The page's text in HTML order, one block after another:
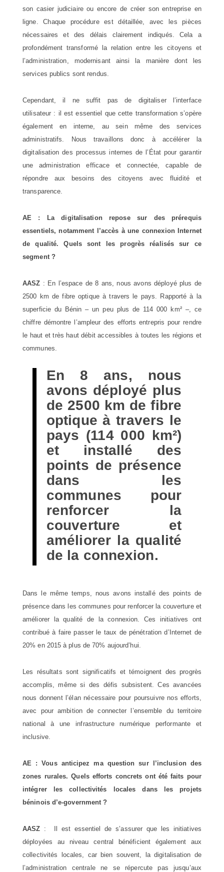
son casier judiciaire ou encore de créer son entreprise en
ligne. Chaque procédure est détaillée, avec les pièces
nécessaires et des délais clairement indiqués. Cela a
profondément transformé la relation entre les citoyens et
l’administration, modernisant ainsi la manière dont les
services publics sont rendus.
Cependant, il ne suffit pas de digitaliser l’interface
utilisateur : il est essentiel que cette transformation s’opère
également en interne, au sein même des services
administratifs. Nous travaillons donc à accélérer la
digitalisation des processus internes de l’État pour garantir
une administration efficace et connectée, capable de
répondre aux besoins des citoyens avec fluidité et
transparence.
AE : La digitalisation repose sur des prérequis
essentiels, notamment l’accès à une connexion Internet
de qualité. Quels sont les progrès réalisés sur ce
segment ?
AASZ : En l’espace de 8 ans, nous avons déployé plus de
2500 km de fibre optique à travers le pays. Rapporté à la
superficie du Bénin – un peu plus de 114 000 km² –, ce
chiffre démontre l’ampleur des efforts entrepris pour rendre
le haut et très haut débit accessibles à toutes les régions et
communes.
En 8 ans, nous
avons déployé plus
de 2500 km de fibre
optique à travers le
pays (114 000 km²)
et installé des
points de présence
dans les
communes pour
renforcer la
couverture et
améliorer la qualité
de la connexion.
Dans le même temps, nous avons installé des points de
présence dans les communes pour renforcer la couverture et
améliorer la qualité de la connexion. Ces initiatives ont
contribué à faire passer le taux de pénétration d’Internet de
20% en 2015 à plus de 70% aujourd’hui.
Les résultats sont significatifs et témoignent des progrès
accomplis, même si des défis subsistent. Ces avancées
nous donnent l’élan nécessaire pour poursuivre nos efforts,
avec pour ambition de connecter l’ensemble du territoire
national à une infrastructure numérique performante et
inclusive.
AE : Vous anticipez ma question sur l’inclusion des
zones rurales. Quels efforts concrets ont été faits pour
intégrer les collectivités locales dans les projets
béninois d’e-government ?
AASZ : Il est essentiel de s’assurer que les initiatives
déployées au niveau central bénéficient également aux
collectivités locales, car bien souvent, la digitalisation de
l’administration centrale ne se répercute pas jusqu’aux